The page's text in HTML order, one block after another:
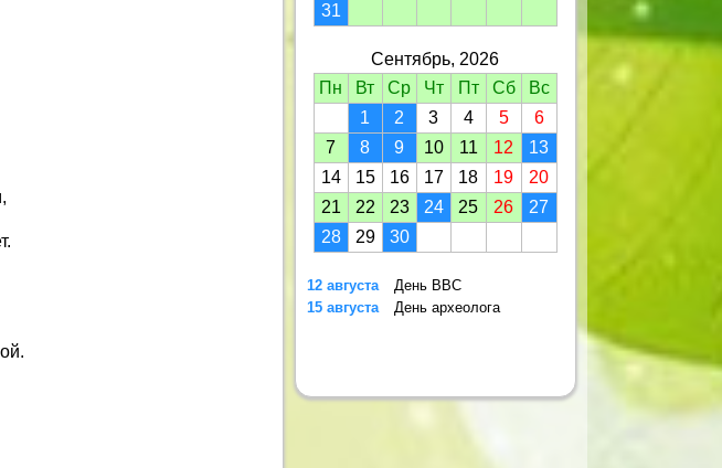
31
Сентябрь, 2026
Пн
Вт Ср Чт Пт Сб
Вс
1
2 3 4 5
6
7
8 9 10 11 12
13
14
15 16 17 18 19
20
21
22 23 24 25 26
27
28
29 30
12 августа
День ВВС
15 августа
День археолога